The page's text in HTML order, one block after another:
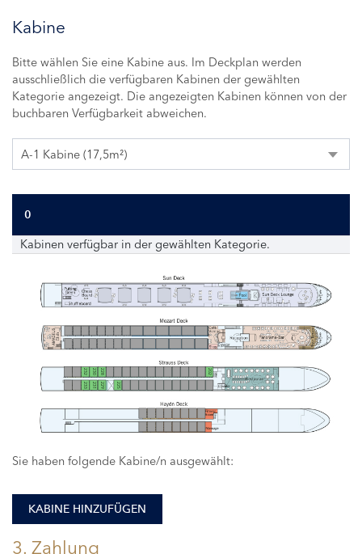
Kabine
Bitte wählen Sie eine Kabine aus. Im Deckplan werden
ausschließlich die verfügbaren Kabinen der gewählten
Kategorie angezeigt. Die angezeigten Kabinen können von der
buchbaren Verfügbarkeit abweichen.
A-1 Kabine (17,5m²)
0
Kabinen verfügbar in der gewählten Kategorie.
202
225
228
229
230
231
232
233
Sie haben folgende Kabine/n ausgewählt:
KABINE HINZUFÜGEN
3. Zahlung